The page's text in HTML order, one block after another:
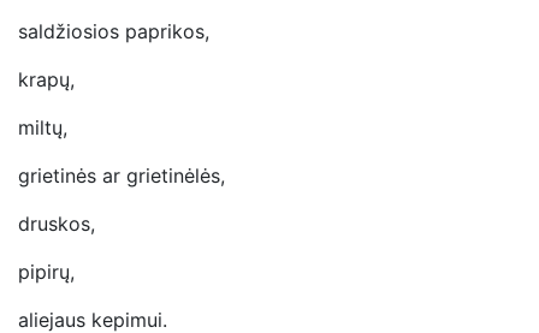
saldžiosios paprikos,
krapų,
miltų,
grietinės ar grietinėlės,
druskos,
pipirų,
aliejaus kepimui.